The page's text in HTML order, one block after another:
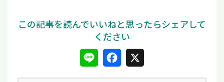
L
F
X